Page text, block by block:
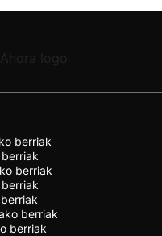
berriak
berriak
berriak
berriak